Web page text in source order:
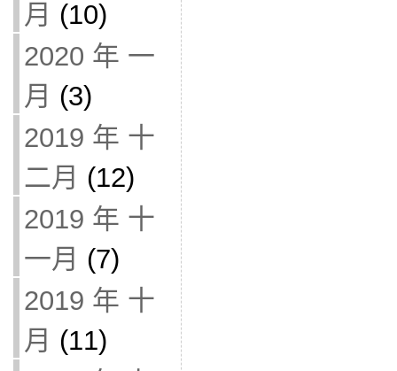
月 (10)
2020 年 一
月 (3)
2019 年 十
二月 (12)
2019 年 十
一月 (7)
2019 年 十
月 (11)